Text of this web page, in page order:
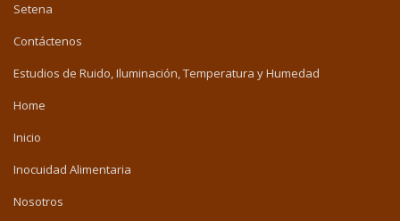
Setena
Contáctenos
Estudios de Ruido, Iluminación, Temperatura y Humedad
Home
Inicio
Inocuidad Alimentaria
Nosotros